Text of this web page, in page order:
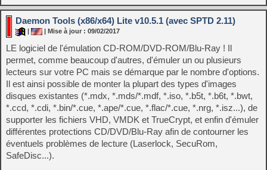
Daemon Tools (x86/x64) Lite v10.5.1 (avec SPTD 2.11)
| Mise à jour : 09/02/2017
LE logiciel de l'émulation CD-ROM/DVD-ROM/Blu-Ray ! Il
permet, comme beaucoup d'autres, d'émuler un ou plusieurs
lecteurs sur votre PC mais se démarque par le nombre d'options.
Il est ainsi possible de monter la plupart des types d'images
disques existantes (*.mdx, *.mds/*.mdf, *.iso, *.b5t, *.b6t, *.bwt,
*.ccd, *.cdi, *.bin/*.cue, *.ape/*.cue, *.flac/*.cue, *.nrg, *.isz...), de
supporter les fichiers VHD, VMDK et TrueCrypt, et enfin d'émuler
différentes protections CD/DVD/Blu-Ray afin de contourner les
éventuels problèmes de lecture (Laserlock, SecuRom,
SafeDisc...).